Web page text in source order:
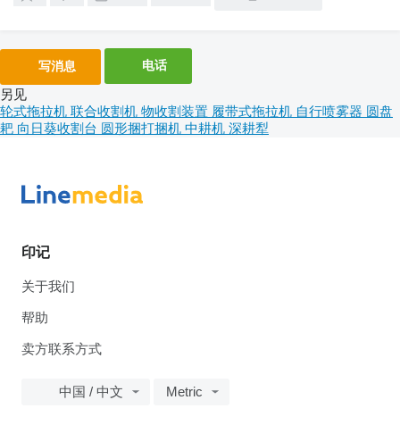
写消息 电话
另见
轮式拖拉机 联合收割机 物收割装置 履带式拖拉机 自行喷雾器 圆盘
耙 向日葵收割台 圆形捆打捆机 中耕机 深耕犁
印记
关于我们
帮助
卖方联系方式
中国 / 中文 Metric